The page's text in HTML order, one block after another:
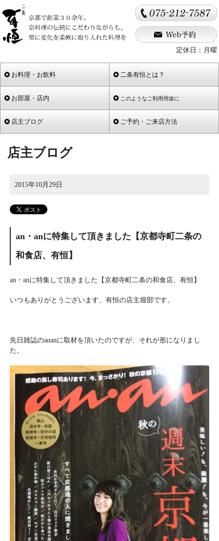
定休日：月曜
お料理・お飲料 二条有恒とは？
お部屋・店内 このようなご利用用途に
店主ブログ ご予約・ご来店方法
店主ブログ
2015年10月29日
an・anに特集して頂きました【京都寺町二条の
和食店、有恒】
an・anに特集して頂きました【京都寺町二条の和食店、有恒】
いつもありがとうございます、有恒の店主堀部です。
先日雑誌のananに取材を頂いたのですが、それが形になりまし
た。